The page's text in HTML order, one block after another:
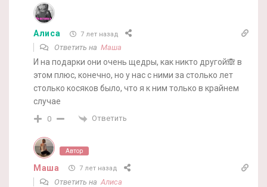
Алиса 7 лет назад
Ответить на Маша
И на подарки они очень щедры, как никто другой🙈 в
этом плюс, конечно, но у нас с ними за столько лет
столько косяков было, что я к ним только в крайнем
случае
0 Ответить
Автор
Маша 7 лет назад
Ответить на Алиса